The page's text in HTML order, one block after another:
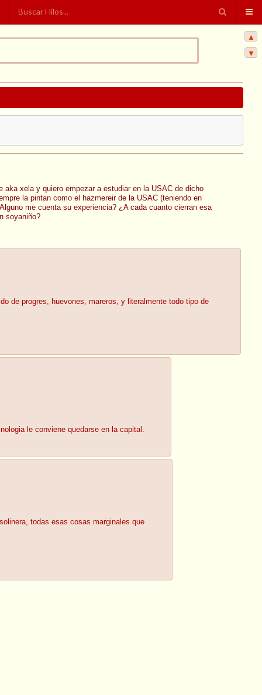
xela y quiero empezar a estudiar en la USAC de dicho
la pintan como el hazmereir de la USAC (teniendo en
me cuenta su experiencia? ¿A cada cuanto cierran esa
soyaniño?
de progres, huevones, mareros, y literalmente todo tipo de
le conviene quedarse en la capital.
todas esas cosas marginales que
▲
▼